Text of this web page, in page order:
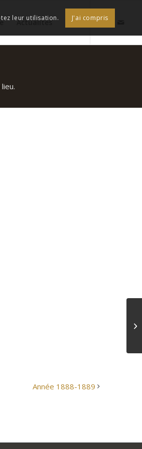
Actualités
Année 1888-1889
leur utilisation. J'ai compris